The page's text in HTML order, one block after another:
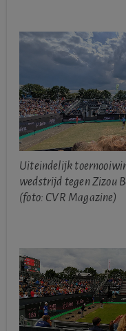
Uiteindelijk
wedstrijd tegen Zizou
(foto: CVR Magazine)